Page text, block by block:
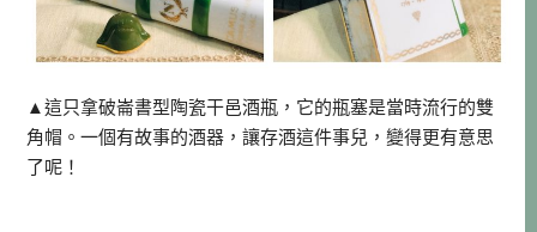
▲這只拿破崙書型陶瓷干邑酒瓶，它的瓶塞是當時流行的雙
角帽。一個有故事的酒器，讓存酒這件事兒，變得更有意思
了呢！